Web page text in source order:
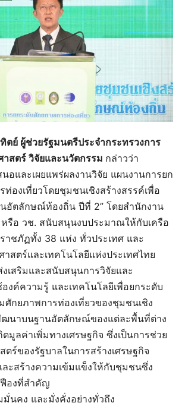
ตย์ ผู้ช่วยรัฐมนตรีประจำกระทรวงการ
สตร์ วิจัยและนวัตกรรม กล่าวว่า
อและเผยแพร่ผลงานวิจัย แผนงานการยก
องเที่ยวโดยชุมชนเชิงสร้างสรรค์เพื่อ
ตลักษณ์ท้องถิ่น ปีที่ 2” โดยสำนักงาน
รือ วช. สนับสนุนงบประมาณให้กับเครือ
าชภัฏทั้ง 38 แห่ง ทั่วประเทศ และ
าสตร์และเทคโนโลยีแห่งประเทศไทย
เสริมและสนับสนุนการวิจัยและ
งค์ความรู้ และเทคโนโลยีเพื่อยกระดับ
ศักยภาพการท่องเที่ยวของชุมชนเชิง
ฒนาบนฐานอัตลักษณ์ของแต่ละพื้นที่ต่าง
ดมูลค่าเพิ่มทางเศรษฐกิจ ซึ่งเป็นการช่วย
ร์ของรัฐบาลในการสร้างเศรษฐกิจ
ะสร้างความเข้มแข็งให้กับชุมชนซึ่ง
ฟืองที่สำคัญ
มั่นคง และมั่งคั่งอย่างทั่วถึง